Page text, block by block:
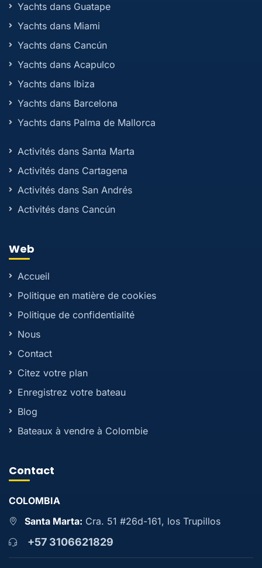
Yachts dans Guatape
Yachts dans Miami
Yachts dans Cancún
Yachts dans Acapulco
Yachts dans Ibiza
Yachts dans Barcelona
Yachts dans Palma de Mallorca
Activités dans Santa Marta
Activités dans Cartagena
Activités dans San Andrés
Activités dans Cancún
Web
Accueil
Politique en matière de cookies
Politique de confidentialité
Nous
Contact
Citez votre plan
Enregistrez votre bateau
Blog
Bateaux à vendre à Colombie
Contact
COLOMBIA
Santa Marta: Cra. 51 #26d-161, los Trupillos
+57 3106621829